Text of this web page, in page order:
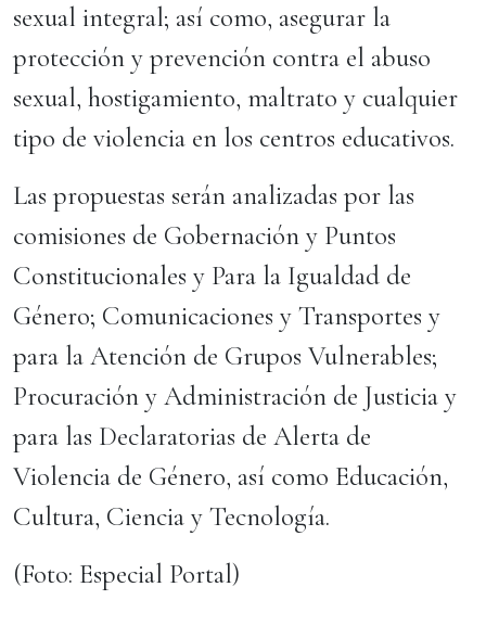
sexual integral; así como, asegurar la
protección y prevención contra el abuso
sexual, hostigamiento, maltrato y cualquier
tipo de violencia en los centros educativos.
Las propuestas serán analizadas por las
comisiones de Gobernación y Puntos
Constitucionales y Para la Igualdad de
Género; Comunicaciones y Transportes y
para la Atención de Grupos Vulnerables;
Procuración y Administración de Justicia y
para las Declaratorias de Alerta de
Violencia de Género, así como Educación,
Cultura, Ciencia y Tecnología.
(Foto: Especial Portal)